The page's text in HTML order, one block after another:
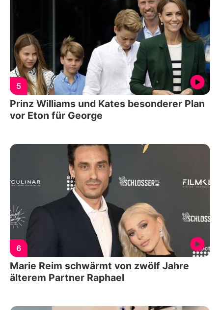
5
Prinz Williams und Kates besonderer Plan
vor Eton für George
6
Marie Reim schwärmt von zwölf Jahre
älterem Partner Raphael